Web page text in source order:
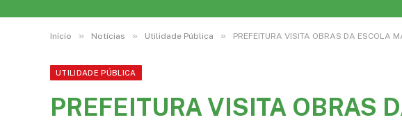
Início » Notícias » Utilidade Pública » PREFEITURA VISITA OBRAS DA ESCOLA
UTILIDADE PÚBLICA
PREFEITURA VISITA OBRAS